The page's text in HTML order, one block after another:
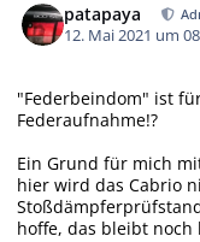
patapaya
12. Mai 2021 um
"Federbeindom" ist
Federaufnahme!?
Ein Grund für mich
hier wird das Cabrio
hoffe, das bleibt noch